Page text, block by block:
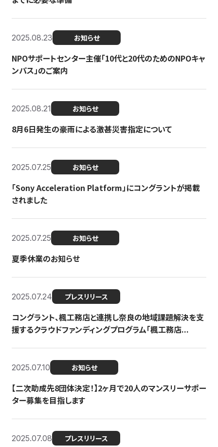
2025.08.23 お知らせ
NPOサポートセンター主催「10代と20代のためのNPOキャ
ンパス」のご案内
2025.08.21 お知らせ
8月6日発生の豪雨による激甚災害指定について
2025.07.25 お知らせ
「Sony Acceleration Platform」にコングラントが掲載
されました
2025.07.25 お知らせ
夏季休業のお知らせ
2025.07.24 プレスリリース
コングラント、楓工務店と連携し奈良の地域課題解決を支
援するクラウドファンディングプログラム「楓工務店...
2025.07.10 お知らせ
【二次助成先8団体決定！】2ヶ月で20人のマンスリーサポー
ター募集を目指します
2025.07.08 プレスリリース